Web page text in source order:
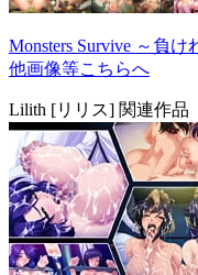
Monsters Survive ～負
他画像等こちらへ
Lilith [リリス] 関連作品